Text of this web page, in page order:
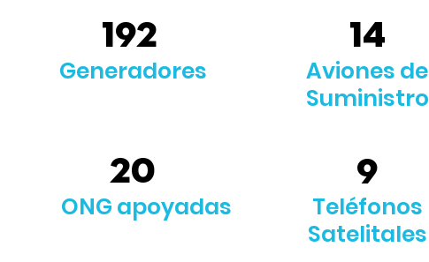
192
Generadores
20
ONG apoyadas
14
Aviones de
Suministro
9
Teléfonos
Satelitales